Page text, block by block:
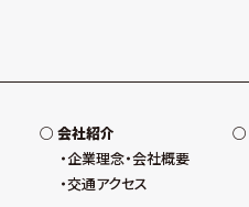
会社紹介
企業理念・会社概要
交通アクセス